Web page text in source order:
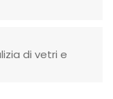
di vetri e